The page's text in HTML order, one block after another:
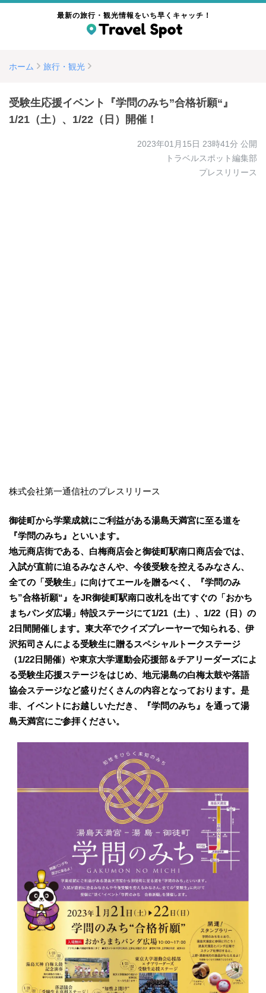
最新の旅行・観光情報をいち早くキャッチ！
ホーム 旅行・観光
受験生応援イベント『学問のみち”合格祈願“』
1/21（土）、1/22（日）開催！
2023年01月15日 23時41分 公開
トラベルスポット編集部
プレスリリース
株式会社第一通信社のプレスリリース
御徒町から学業成就にご利益がある湯島天満宮に至る道を
『学問のみち』といいます。
地元商店街である、白梅商店会と御徒町駅南口商店会では、
入試が直前に迫るみなさんや、今後受験を控えるみなさん、
全ての「受験生」に向けてエールを贈るべく、『学問のみ
ち”合格祈願“』をJR御徒町駅南口改札を出てすぐの「おかち
まちパンダ広場」特設ステージにて1/21（土）、1/22（日）の
2日間開催します。東大卒でクイズプレーヤーで知られる、伊
沢拓司さんによる受験生に贈るスペシャルトークステージ
（1/22日開催）や東京大学運動会応援部＆チアリーダーズによ
る受験生応援ステージをはじめ、地元湯島の白梅太鼓や落語
協会ステージなど盛りだくさんの内容となっております。是
非、イベントにお越しいただき、『学問のみち』を通って湯
島天満宮にご参拝ください。